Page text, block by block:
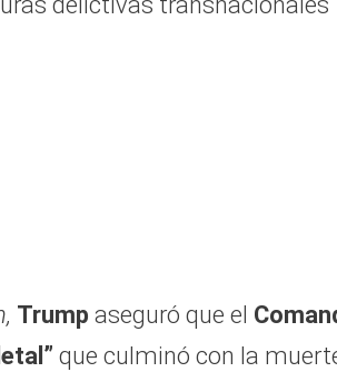
Trump aseguró que el
que culminó con la